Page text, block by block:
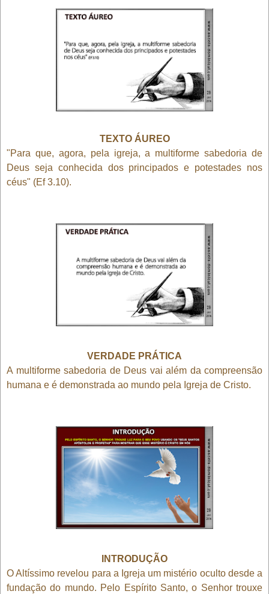
TEXTO ÁUREO
"Para que, agora, pela igreja, a multiforme sabedoria de
Deus seja conhecida dos principados e potestades nos
céus" (Ef 3.10).
VERDADE PRÁTICA
A multiforme sabedoria de Deus vai além da compreensão
humana e é demonstrada ao mundo pela Igreja de Cristo.
INTRODUÇÃO
O Altíssimo revelou para a Igreja um mistério oculto desde a
fundação do mundo. Pelo Espírito Santo, o Senhor trouxe